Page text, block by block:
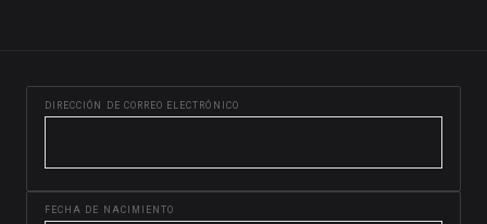
DIRECCIÓN DE CORREO ELECTRÓNICO
FECHA DE NACIMIENTO